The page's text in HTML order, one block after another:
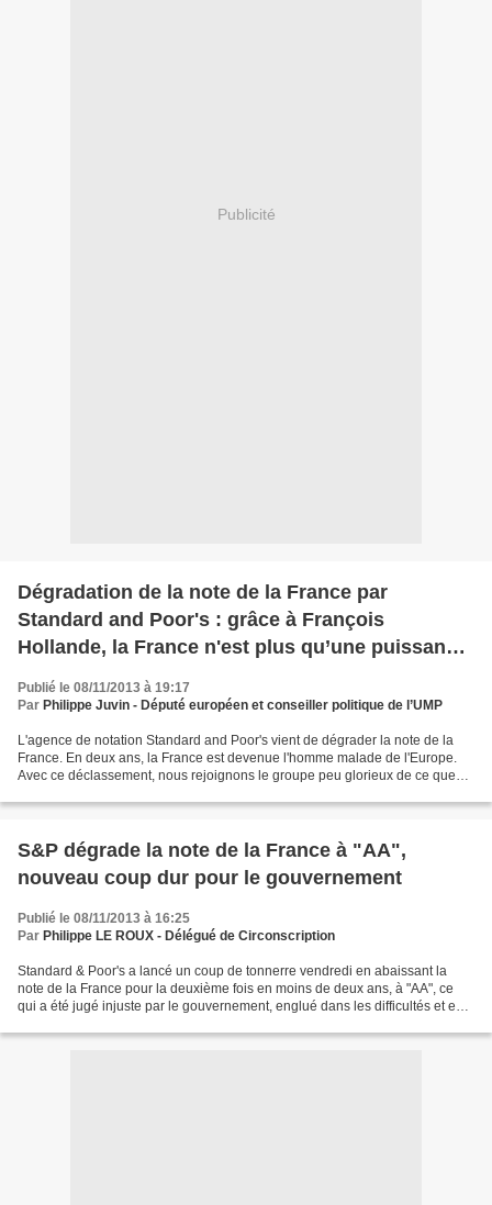
Publicité
Dégradation de la note de la France par
Standard and Poor's : grâce à François
Hollande, la France n'est plus qu’une puissance
moyenne en Europe
Publié le 08/11/2013 à 19:17
Par Philippe Juvin - Député européen et conseiller politique de l’UMP
L'agence de notation Standard and Poor's vient de dégrader la note de la
France. En deux ans, la France est devenue l'homme malade de l'Europe.
Avec ce déclassement, nous rejoignons le groupe peu glorieux de ce que
S&P dégrade la note de la France à "AA",
nouveau coup dur pour le gouvernement
Publié le 08/11/2013 à 16:25
Par Philippe LE ROUX - Délégué de Circonscription
Standard & Poor's a lancé un coup de tonnerre vendredi en abaissant la
note de la France pour la deuxième fois en moins de deux ans, à "AA", ce
qui a été jugé injuste par le gouvernement, englué dans les difficultés et en